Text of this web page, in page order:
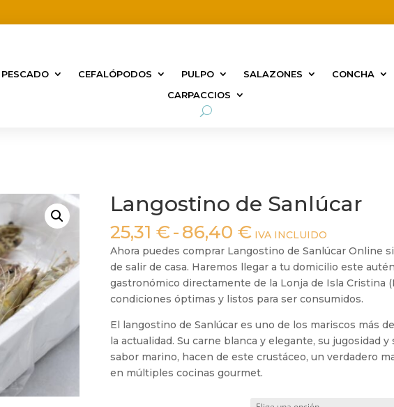
PESCADO CEFALÓPODOS PULPO SALAZONES CONCHA
CARPACCIOS
Langostino de Sanlúcar
25,31 €-86,40 €Rango
de
precios:
desde
25,31 €
hasta
86,40 €
IVA INCLUIDO
Ahora puedes comprar Langostino de Sanlúcar Online
de salir de casa. Haremos llegar a tu domicilio este
gastronómico directamente de la Lonja de Isla Cristina
condiciones óptimas y listos para ser consumidos.
El langostino de Sanlúcar es uno de los mariscos más
la actualidad. Su carne blanca y elegante, su jugosidad y
sabor marino, hacen de este crustáceo, un verdadero
en múltiples cocinas gourmet.